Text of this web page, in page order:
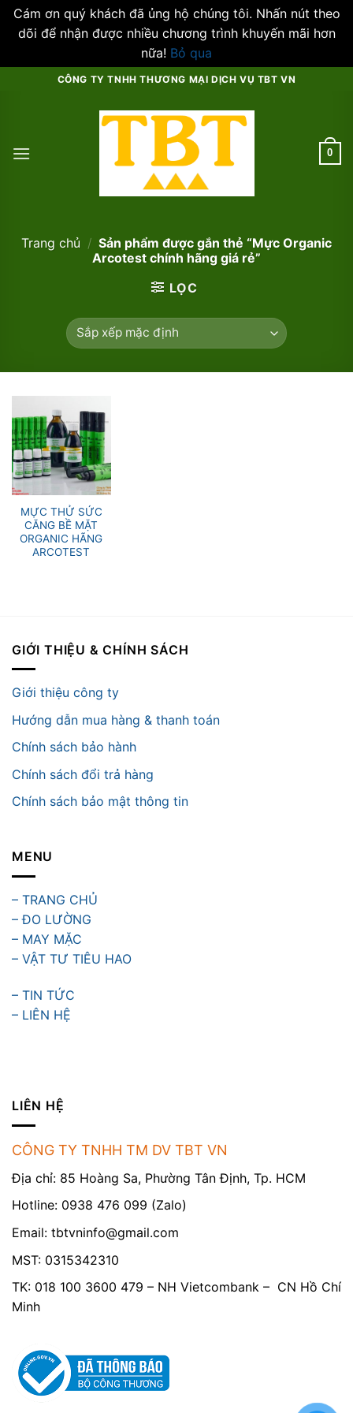
Cám ơn quý khách đã ủng hộ chúng tôi. Nhấn nút theo
dõi để nhận được nhiều chương trình khuyến mãi hơn
nữa! Bỏ qua
CÔNG TY TNHH THƯƠNG MẠI DỊCH VỤ TBT VN
0
Trang chủ / Sản phẩm được gắn thẻ “Mực Organic
Arcotest chính hãng giá rẻ”
LỌC
MỰC THỬ SỨC
CĂNG BỀ MẶT
ORGANIC HÃNG
ARCOTEST
GIỚI THIỆU & CHÍNH SÁCH
Giới thiệu công ty
Hướng dẫn mua hàng & thanh toán
Chính sách bảo hành
Chính sách đổi trả hàng
Chính sách bảo mật thông tin
MENU
– TRANG CHỦ
– ĐO LƯỜNG
– MAY MẶC
– VẬT TƯ TIÊU HAO
– TIN TỨC
– LIÊN HỆ
LIÊN HỆ
CÔNG TY TNHH TM DV TBT VN
Địa chỉ: 85 Hoàng Sa, Phường Tân Định, Tp. HCM
Hotline: 0938 476 099 (Zalo)
Email: tbtvninfo@gmail.com
MST: 0315342310
TK: 018 100 3600 479 – NH Vietcombank – CN Hồ Chí
Minh